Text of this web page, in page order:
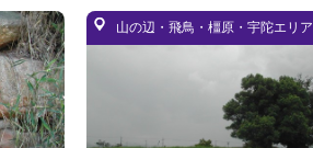
山の辺・飛鳥・橿原・宇陀エリア